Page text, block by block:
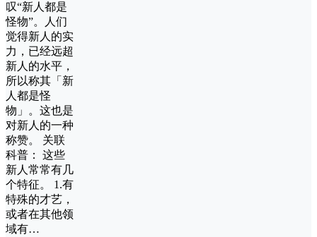
叹“新人都是
怪物”。人们
觉得新人的实
力，已‌​‌​​‌‌‌​‌‌​‌‌​‌‌​​经远超
新人的水平，
所以称其「新
人都是怪
物」。这也是
对新人的一种
称赞。 关联
科普： 这些
新人常常有几
个特征。 1.有
特殊的才艺，
或者在其他领
域有…